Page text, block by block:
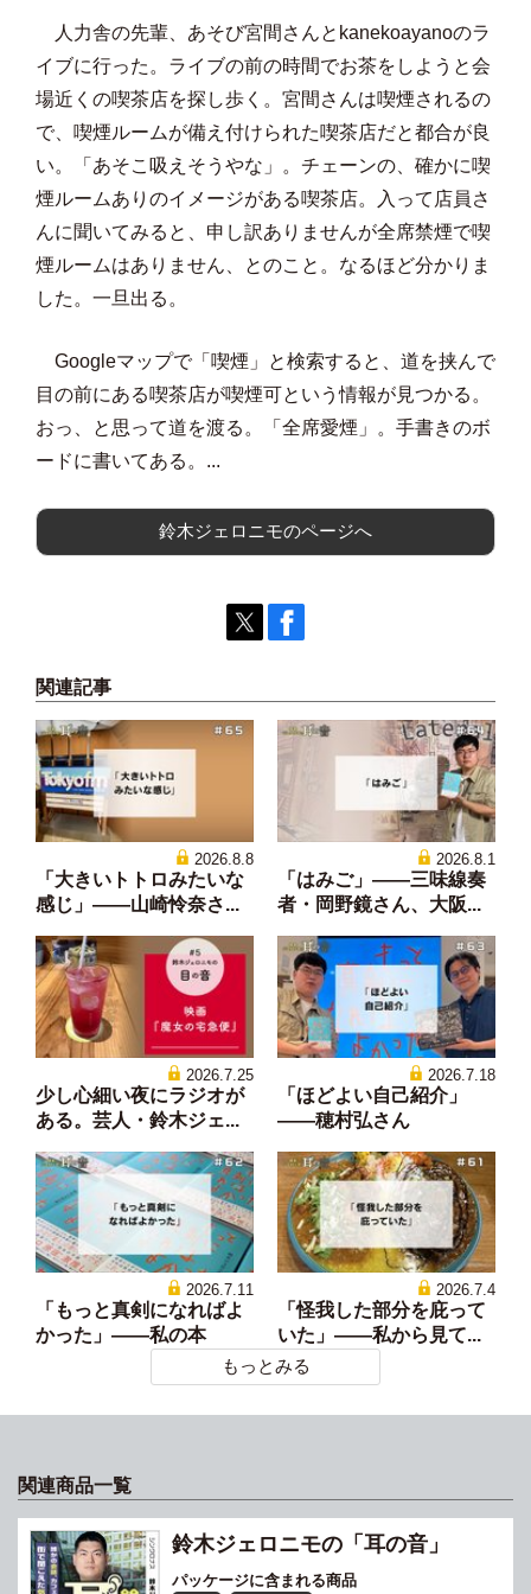
人力舎の先輩、あそび宮間さんとkanekoayanoのラ
イブに行った。ライブの前の時間でお茶をしようと会
場近くの喫茶店を探し歩く。宮間さんは喫煙されるの
で、喫煙ルームが備え付けられた喫茶店だと都合が良
い。「あそこ吸えそうやな」。チェーンの、確かに喫
煙ルームありのイメージがある喫茶店。入って店員さ
んに聞いてみると、申し訳ありませんが全席禁煙で喫
煙ルームはありません、とのこと。なるほど分かりま
した。一旦出る。
Googleマップで「喫煙」と検索すると、道を挟んで
目の前にある喫茶店が喫煙可という情報が見つかる。
おっ、と思って道を渡る。「全席愛煙」。手書きのボ
ードに書いてある。...
鈴木ジェロニモのページへ
関連記事
2026.8.8
「大きいトトロみたいな
感じ」——山崎怜奈さ...
2026.8.1
「はみご」——三味線奏
者・岡野鏡さん、大阪...
2026.7.25
少し心細い夜にラジオが
ある。芸人・鈴木ジェ...
2026.7.18
「ほどよい自己紹介」
——穂村弘さん
2026.7.11
「もっと真剣になればよ
かった」——私の本
2026.7.4
「怪我した部分を庇って
いた」——私から見て...
もっとみる
関連商品一覧
鈴木ジェロニモの「耳の音」
パッケージに含まれる商品